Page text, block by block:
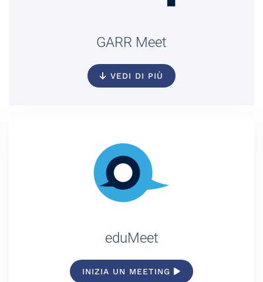
GARR Meet
VEDI DI PIÙ
eduMeet
INIZIA UN MEETING